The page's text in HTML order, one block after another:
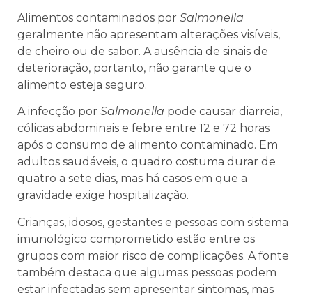
Alimentos contaminados por Salmonella
geralmente não apresentam alterações visíveis,
de cheiro ou de sabor. A ausência de sinais de
deterioração, portanto, não garante que o
alimento esteja seguro.
A infecção por Salmonella pode causar diarreia,
cólicas abdominais e febre entre 12 e 72 horas
após o consumo de alimento contaminado. Em
adultos saudáveis, o quadro costuma durar de
quatro a sete dias, mas há casos em que a
gravidade exige hospitalização.
Crianças, idosos, gestantes e pessoas com sistema
imunológico comprometido estão entre os
grupos com maior risco de complicações. A fonte
também destaca que algumas pessoas podem
estar infectadas sem apresentar sintomas, mas